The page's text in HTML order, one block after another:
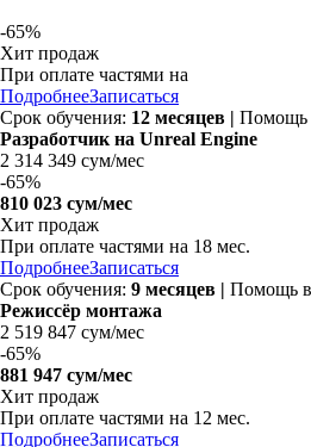
-65%
Хит продаж
При оплате частями на
ПодробнееЗаписаться
Срок обучения: 12 месяцев | Помощь
Разработчик на Unreal Engine
2 314 349 сум/мес
-65%
810 023 сум/мес
Хит продаж
При оплате частями на 18 мес.
ПодробнееЗаписаться
Срок обучения: 9 месяцев | Помощь в
Режиссёр монтажа
2 519 847 сум/мес
-65%
881 947 сум/мес
Хит продаж
При оплате частями на 12 мес.
ПодробнееЗаписаться